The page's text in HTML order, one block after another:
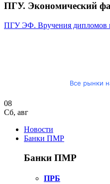
ПГУ. Экономический
ПГУ ЭФ. Вручения дипломов
Все рынки
08
Сб, авг
Новости
Банки ПМР
Банки ПМР
ПРБ